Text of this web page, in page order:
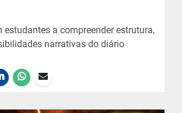
estudantes a compreender estrutura,
narrativas do diário